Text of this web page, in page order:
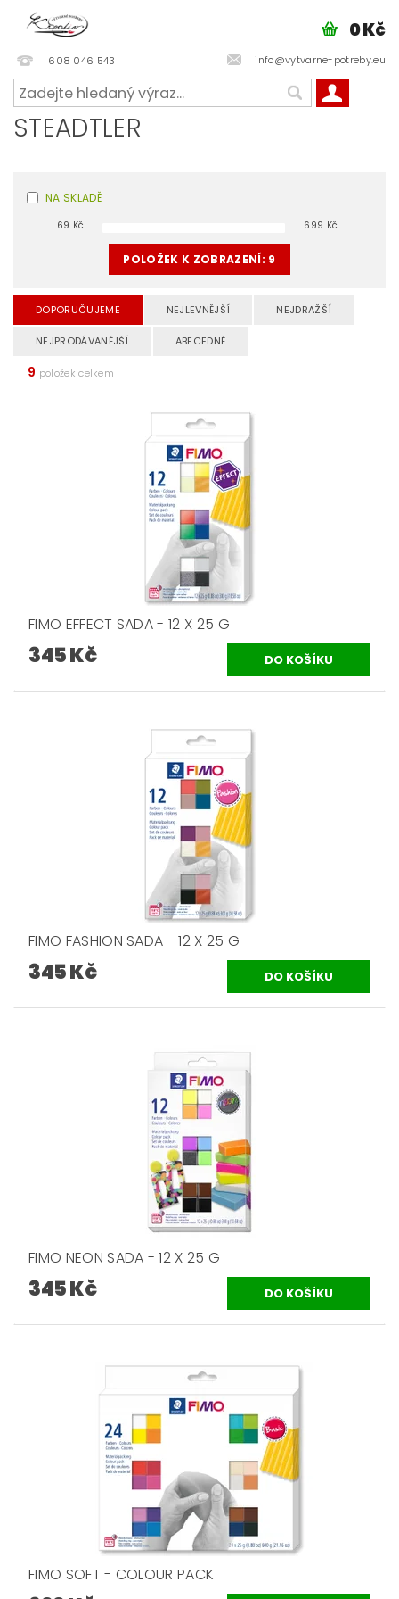
608 046 543 info@vytvarne-potreby.eu
0 Kč
STEADTLER
NA SKLADĚ
69 Kč 699 Kč
POLOŽEK K ZOBRAZENÍ: 9
DOPORUČUJEME NEJLEVNĚJŠÍ NEJDRAŽŠÍ
NEJPRODÁVANĚJŠÍ ABECEDNĚ
9 položek celkem
FIMO EFFECT SADA - 12 X 25 G
345 Kč
FIMO FASHION SADA - 12 X 25 G
345 Kč
FIMO NEON SADA - 12 X 25 G
345 Kč
FIMO SOFT - COLOUR PACK